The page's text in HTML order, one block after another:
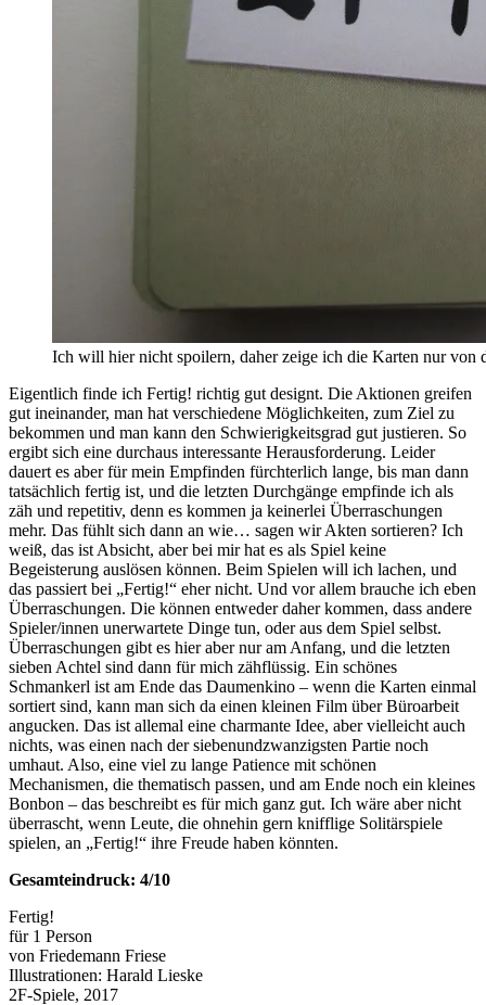
Ich will hier nicht spoilern, daher zeige ich die Karten nur von
Eigentlich finde ich Fertig! richtig gut designt. Die Aktionen greifen
gut ineinander, man hat verschiedene Möglichkeiten, zum Ziel zu
bekommen und man kann den Schwierigkeitsgrad gut justieren. So
ergibt sich eine durchaus interessante Herausforderung. Leider
dauert es aber für mein Empfinden fürchterlich lange, bis man dann
tatsächlich fertig ist, und die letzten Durchgänge empfinde ich als
zäh und repetitiv, denn es kommen ja keinerlei Überraschungen
mehr. Das fühlt sich dann an wie… sagen wir Akten sortieren? Ich
weiß, das ist Absicht, aber bei mir hat es als Spiel keine
Begeisterung auslösen können. Beim Spielen will ich lachen, und
das passiert bei „Fertig!“ eher nicht. Und vor allem brauche ich eben
Überraschungen. Die können entweder daher kommen, dass andere
Spieler/innen unerwartete Dinge tun, oder aus dem Spiel selbst.
Überraschungen gibt es hier aber nur am Anfang, und die letzten
sieben Achtel sind dann für mich zähflüssig. Ein schönes
Schmankerl ist am Ende das Daumenkino – wenn die Karten einmal
sortiert sind, kann man sich da einen kleinen Film über Büroarbeit
angucken. Das ist allemal eine charmante Idee, aber vielleicht auch
nichts, was einen nach der siebenundzwanzigsten Partie noch
umhaut. Also, eine viel zu lange Patience mit schönen
Mechanismen, die thematisch passen, und am Ende noch ein kleines
Bonbon – das beschreibt es für mich ganz gut. Ich wäre aber nicht
überrascht, wenn Leute, die ohnehin gern knifflige Solitärspiele
spielen, an „Fertig!“ ihre Freude haben könnten.
Gesamteindruck: 4/10
Fertig!
für 1 Person
von Friedemann Friese
Illustrationen: Harald Lieske
2F-Spiele, 2017